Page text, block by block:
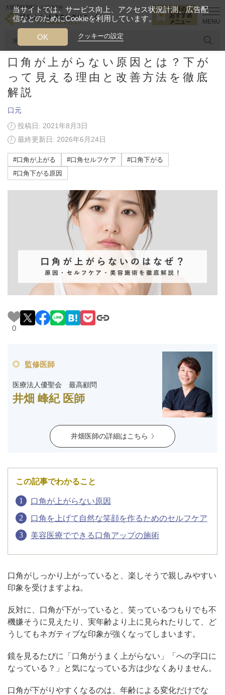
大阪西梅田駅から徒歩2分
人気のワード 糸リフト ヒアルロン酸 リジュランアイ
プライベートスキンクリニックが
選ばれる理由
クリニックについて
施術症例
初めての方へ
医師紹介
スケジュール
西梅田から徒歩2分
予約方法に
ついて
アフターケア
よくあるご質問
オンラインショップ
LINE予約 WEB予約
美容ブログ 口元 口角が上がらない原因とは？下がって
口角が上がらない原因とは？下が
って見える理由と改善方法を徹底
解説
口元
投稿日: 2021年8月3日
最終更新日: 2026年6月24日
#口角が上がる #口角セルフケア
#口角下がる
#口角下がる原因
0
監修医師
医療法人優聖会 最高顧問
井畑 峰紀 医師
井畑医師の詳細はこちら
この記事でわかること
口角が上がらない原因
口角を上げて自然な笑顔を作るためのセルフケア
美容医療でできる口角アップの施術
口角がしっかり上がっていると、楽しそうで親しみやすい
印象を受けますよね。
反対に、口角が下がっていると、笑っているつもりでも不
機嫌そうに見えたり、実年齢より上に見られたりして、ど
うしてもネガティブな印象が強くなってしまいます。
鏡を見るたびに「口角がうまく上がらない」「への字口に
なっている？」と気になっている方は少なくありません。
口角が下がりやすくなるのは、年齢による変化だけでな
当サイトでは、サービス向上、アクセス状況計測、広告配
信などのためにCookieを利用しています。
クッキーの設定
OK